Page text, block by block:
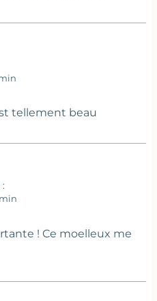
tellement beau
! Ce moelleux me